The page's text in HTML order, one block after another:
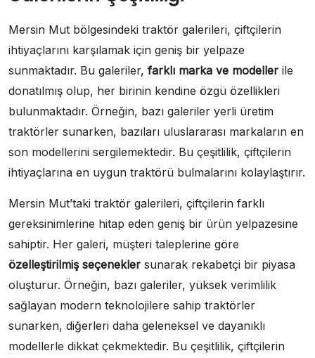
Mersin Mut bölgesindeki traktör galerileri, çiftçilerin
ihtiyaçlarını karşılamak için geniş bir yelpaze
sunmaktadır. Bu galeriler, farklı marka ve modeller ile
donatılmış olup, her birinin kendine özgü özellikleri
bulunmaktadır. Örneğin, bazı galeriler yerli üretim
traktörler sunarken, bazıları uluslararası markaların en
son modellerini sergilemektedir. Bu çeşitlilik, çiftçilerin
ihtiyaçlarına en uygun traktörü bulmalarını kolaylaştırır.
Mersin Mut’taki traktör galerileri, çiftçilerin farklı
gereksinimlerine hitap eden geniş bir ürün yelpazesine
sahiptir. Her galeri, müşteri taleplerine göre
özelleştirilmiş seçenekler sunarak rekabetçi bir piyasa
oluşturur. Örneğin, bazı galeriler, yüksek verimlilik
sağlayan modern teknolojilere sahip traktörler
sunarken, diğerleri daha geleneksel ve dayanıklı
modellerle dikkat çekmektedir. Bu çeşitlilik, çiftçilerin